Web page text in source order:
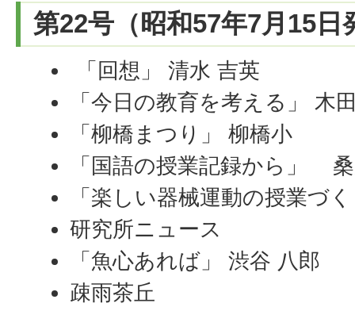
第22号（昭和57年7月15日
「回想」 清水 吉英
「今日の教育を考える」 木
「柳橋まつり」 柳橋小
「国語の授業記録から」
「楽しい器械運動の授業づ
研究所ニュース
「魚心あれば」 渋谷 八郎
疎雨茶丘